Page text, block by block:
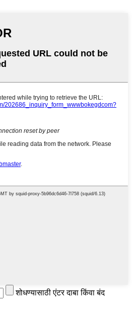
शोधण्यासाठी एंटर दाबा किंवा बंद